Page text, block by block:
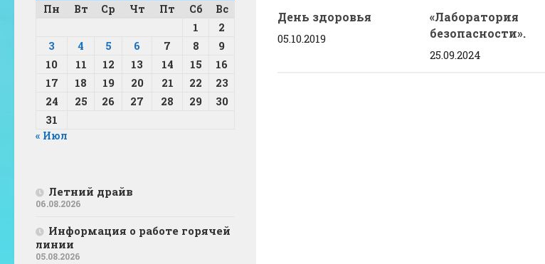
День здоровья
05.10.2019
«Лаборатория
безопасности».
25.09.2024
Пн
Вт Ср Чт Пт Сб Вс
1
2
3
4 5 6 7 8
9
10
11 12 13 14 15
16
17
18 19 20 21 22
23
24
25 26 27 28 29
30
31
« Июл
Летний драйв
06.08.2026
Информация о работе горячей
линии
05.08.2026